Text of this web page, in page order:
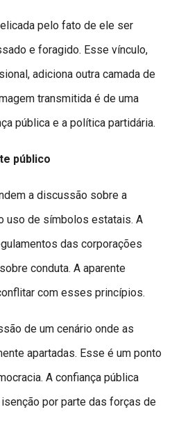
pelo fato de ele ser
e foragido. Esse vínculo,
adiciona outra camada de
transmitida é de uma
pública e a política partidária.
público
a discussão sobre a
uso de símbolos estatais. A
das corporações
conduta. A aparente
com esses princípios.
de um cenário onde as
apartadas. Esse é um ponto
A confiança pública
por parte das forças de